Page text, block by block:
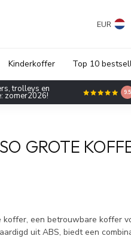
EUR
Kinderkoffer Top 10
trolleys en
zomer2026! 9.5
GROTE
koffer, een betrouwbare koffer
uit ABS, biedt een